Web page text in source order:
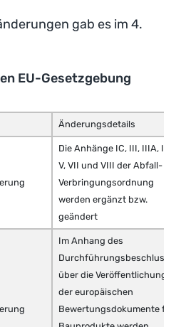
gab es im 4.
EU-Gesetzgebung
Änderungsdetails
Die Anhänge IC, III, IIIA, IV,
V, VII und VIII der Abfall-
Verbringungsordnung
werden ergänzt bzw.
geändert
Im Anhang des
Durchführungsbeschlusses
über die Veröffentlichung
der europäischen
Bewertungsdokumente für